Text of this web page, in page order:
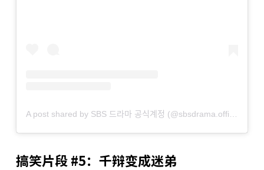
搞笑片段 #5：千辩变成迷弟